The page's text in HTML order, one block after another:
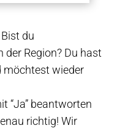
du
der Region? Du hast
möchtest wieder
“Ja” beantworten
richtig! Wir